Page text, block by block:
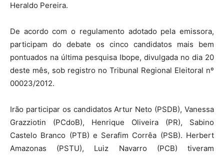
Heraldo Pereira.
De acordo com o regulamento adotado pela emissora,
participam do debate os cinco candidatos mais bem
pontuados na última pesquisa Ibope, divulgada no dia 20
deste mês, sob registro no Tribunal Regional Eleitoral nº
00023/2012.
Irão participar os candidatos Artur Neto (PSDB), Vanessa
Grazziotin (PCdoB), Henrique Oliveira (PR), Sabino
Castelo Branco (PTB) e Serafim Corrêa (PSB). Herbert
Amazonas (PSTU), Luiz Navarro (PCB) tiveram